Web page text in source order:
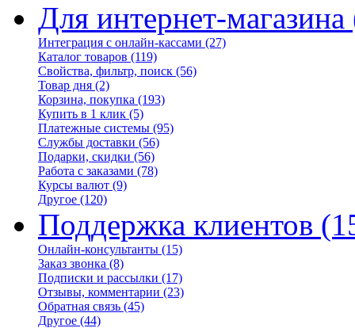
Для интернет-магазина
Интеграция с онлайн-кассами (27)
Каталог товаров (119)
Свойства, фильтр, поиск (56)
Товар дня (2)
Корзина, покупка (193)
Купить в 1 клик (5)
Платежные системы (95)
Службы доставки (56)
Подарки, скидки (56)
Работа с заказами (78)
Курсы валют (9)
Другое (120)
Поддержка клиентов
Онлайн-консультанты (15)
Заказ звонка (8)
Подписки и рассылки (17)
Отзывы, комментарии (23)
Обратная связь (45)
Другое (44)